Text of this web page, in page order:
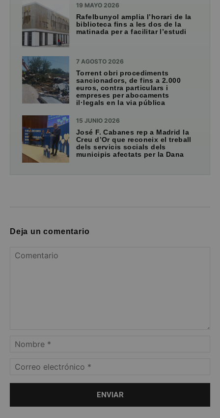
19 MAYO 2026
Rafelbunyol amplia l’horari de la
biblioteca fins a les dos de la
matinada per a facilitar l’estudi
7 AGOSTO 2026
Torrent obri procediments
sancionadors, de fins a 2.000
euros, contra particulars i
empreses per abocaments
il·legals en la via pública
15 JUNIO 2026
José F. Cabanes rep a Madrid la
Creu d’Or que reconeix el treball
dels servicis socials dels
municipis afectats per la Dana
Deja un comentario